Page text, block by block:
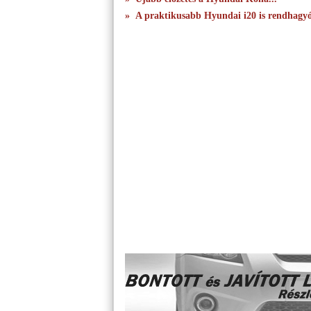
» A praktikusabb Hyundai i20 is